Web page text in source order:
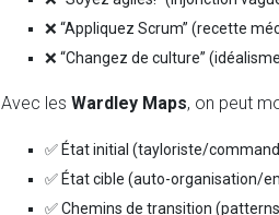
❌ “Appliquez Scrum” (recette
❌ “Changez de culture”
Avec les Wardley Maps, on peut
✅ État initial (tayloriste/
✅ État cible (auto-organisation/
✅ Chemins de transition